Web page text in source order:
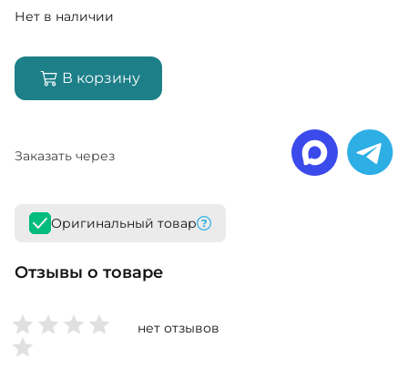
Нет в наличии
В корзину
Заказать через
Оригинальный товар
Отзывы о товаре
нет отзывов